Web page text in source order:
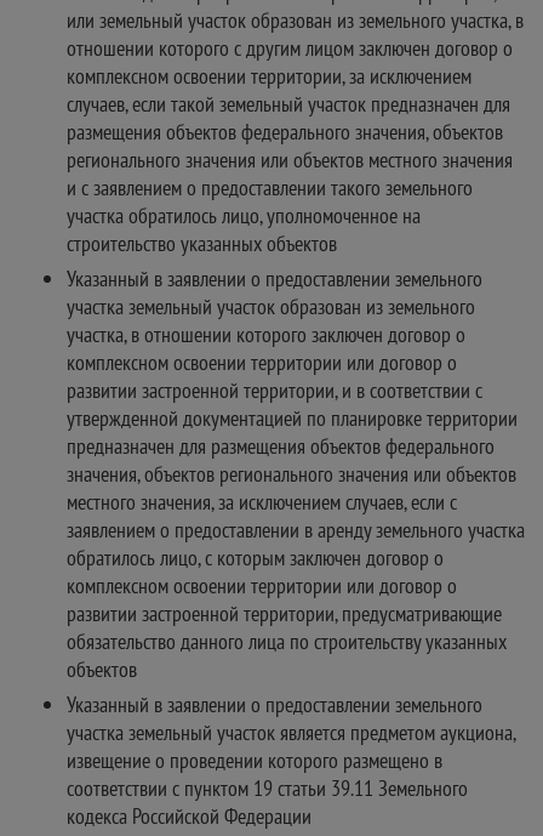
или земельный участок образован из земельного участка, в
отношении которого с другим лицом заключен договор о
комплексном освоении территории, за исключением
случаев, если такой земельный участок предназначен для
размещения объектов федерального значения, объектов
регионального значения или объектов местного значения
и с заявлением о предоставлении такого земельного
участка обратилось лицо, уполномоченное на
строительство указанных объектов
Указанный в заявлении о предоставлении земельного
участка земельный участок образован из земельного
участка, в отношении которого заключен договор о
комплексном освоении территории или договор о
развитии застроенной территории, и в соответствии с
утвержденной документацией по планировке территории
предназначен для размещения объектов федерального
значения, объектов регионального значения или объектов
местного значения, за исключением случаев, если с
заявлением о предоставлении в аренду земельного участка
обратилось лицо, с которым заключен договор о
комплексном освоении территории или договор о
развитии застроенной территории, предусматривающие
обязательство данного лица по строительству указанных
объектов
Указанный в заявлении о предоставлении земельного
участка земельный участок является предметом аукциона,
извещение о проведении которого размещено в
соответствии с пунктом 19 статьи 39.11 Земельного
кодекса Российской Федерации